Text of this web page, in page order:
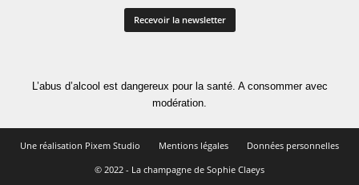
L’abus d’alcool est dangereux pour la santé. A consommer avec
modération.
Une réalisation Pixem Studio Mentions légales
Données personnelles
© 2022 - La champagne de Sophie Claeys